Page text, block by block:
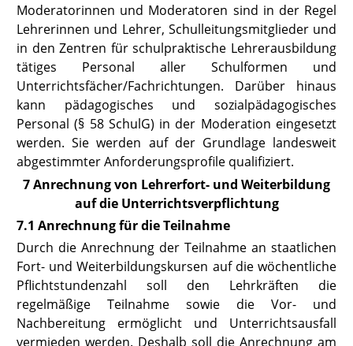
Moderatorinnen und Moderatoren sind in der Regel
Lehrerinnen und Lehrer, Schulleitungsmitglieder und
in den Zentren für schulpraktische Lehrerausbildung
tätiges Personal aller Schulformen und
Unterrichtsfächer/Fachrichtungen. Darüber hinaus
kann pädagogisches und sozialpädagogisches
Personal(§ 58 SchulG) in der Moderation eingesetzt
werden. Sie werden auf der Grundlage landesweit
abgestimmter Anforderungsprofile qualifiziert.
7 Anrechnung von Lehrerfort- und Weiterbildung
auf die Unterrichtsverpflichtung
7.1 Anrechnung für die Teilnahme
Durch die Anrechnung der Teilnahme an staatlichen
Fort- und Weiterbildungskursen auf die wöchentliche
Pflichtstundenzahl soll den Lehrkräften die
regelmäßige Teilnahme sowie die Vor- und
Nachbereitung ermöglicht und Unterrichtsausfall
vermieden werden. Deshalb soll die Anrechnung am